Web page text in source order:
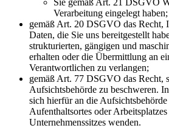
Sie gemäß Art. 21 DSGVO
Verarbeitung eingelegt haben;
gemäß Art. 20 DSGVO das Recht,
Daten, die Sie uns bereitgestellt
strukturierten, gängigen und
erhalten oder die Übermittlung an
Verantwortlichen zu verlangen;
gemäß Art. 77 DSGVO das Recht,
Aufsichtsbehörde zu beschweren.
sich hierfür an die
Aufenthaltsortes oder Arbeitsplatzes
Unternehmenssitzes wenden.